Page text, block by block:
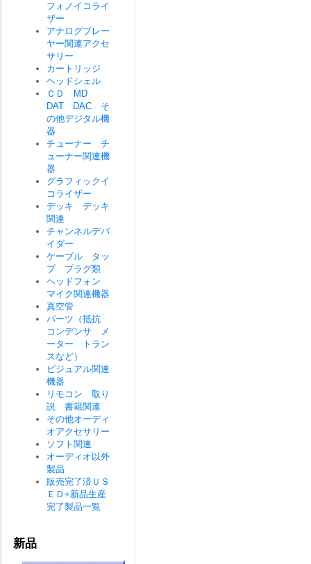
フォノイコライ
ザー
アナログプレー
ヤー関連アクセ
サリー
カートリッジ
ヘッドシェル
ＣＤ MD
DAT DAC そ
の他デジタル機
器
チューナー チ
ューナー関連機
器
グラフィックイ
コライザー
デッキ デッキ
関連
チャンネルデバ
イダー
ケーブル タッ
プ プラグ類
ヘッドフォン
マイク関連機器
真空管
パーツ（抵抗
コンデンサ メ
ーター トラン
スなど）
ビジュアル関連
機器
リモコン 取り
説 書籍関連
その他オーディ
オアクセサリー
ソフト関連
オーディオ以外
製品
販売完了済ＵＳ
ＥＤ+新品生産
完了製品一覧
新品